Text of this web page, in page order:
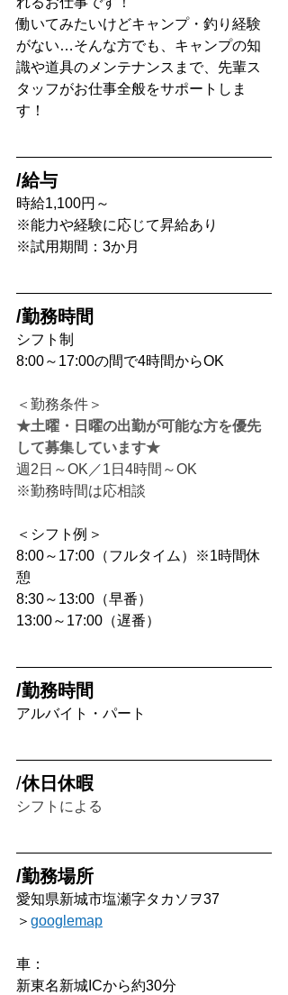
働いてみたいけどキャンプ・釣り経験
がない…そんな方でも、キャンプの知
識や道具のメンテナンスまで、先輩ス
タッフがお仕事全般をサポートしま
す！
/給与
時給1,100円～
※能力や経験に応じて昇給あり
※試用期間：3か月
/勤務時間
シフト制
8:00～17:00の間で4時間からOK
＜勤務条件＞
★土曜・日曜の出勤が可能な方を優先
して募集しています★
週2日～OK／1日4時間～OK
※勤務時間は応相談
＜シフト例＞
8:00～17:00（フルタイム）※1時間休
憩
8:30～13:00（早番）
13:00～17:00（遅番）
/勤務時間
アルバイト・パート
/休日休暇
シフトによる
/勤務場所
愛知県新城市塩瀬字タカソヲ37
＞ googlemap
車：
新東名新城ICから約30分